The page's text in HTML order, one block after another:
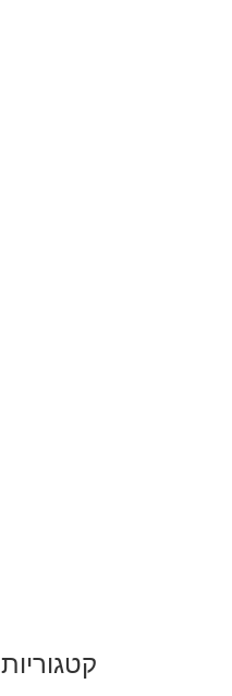
קטגוריות